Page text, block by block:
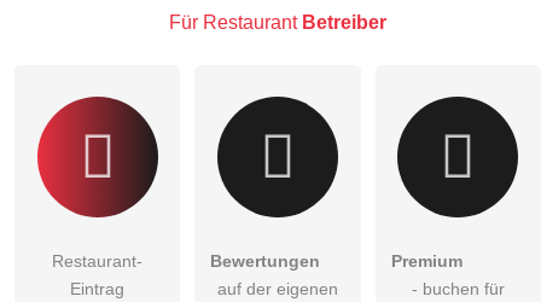
Besucher sichtbar.
Für Restaurant Betreiber
Restaurant-
Eintrag
Bewertungen
auf der eigenen
Premium
- buchen für